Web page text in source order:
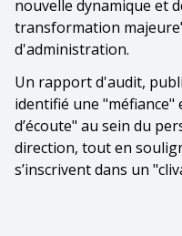
nouvelle dynamique et
transformation
d'administration.
Un rapport d'audit,
identifié une
d’écoute" au sein du
direction, tout en
s’inscrivent dans un